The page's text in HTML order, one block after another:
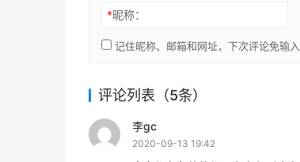
*昵称：
记住昵称、邮箱和网址，下次评论免输入
评论列表（5条）
李gc
2020-09-13 19:42